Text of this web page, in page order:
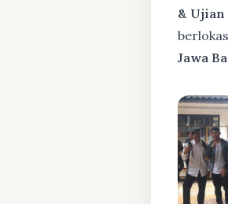
& Ujian
Jawa